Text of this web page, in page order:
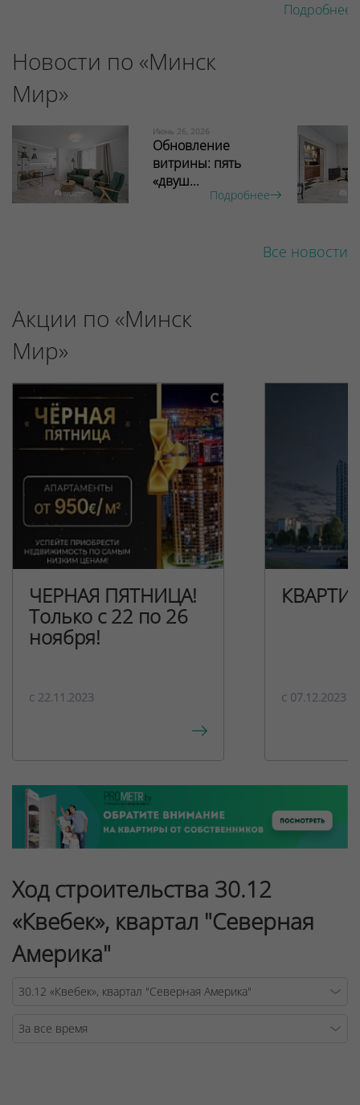
Подробнее
Новости по «Минск
Мир»
Июнь 26, 2026
Обновление
витрины: пять
«двуш...
Подробнее
Все новости
Акции по «Минск
Мир»
ЧЕРНАЯ ПЯТНИЦА!
Только с 22 по 26
ноября!
c 22.11.2023 c 07.12.2023
Ход строительства 30.12
«Квебек», квартал "Северная
Америка"